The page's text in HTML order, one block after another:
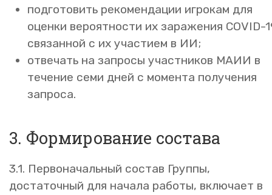
подготовить рекомендации игрокам для
оценки вероятности их заражения COVID-
связанной с их участием в ИИ;
отвечать на запросы участников МАИИ в
течение семи дней с момента получения
запроса.
3. Формирование состава
3.1. Первоначальный состав Группы,
достаточный для начала работы, включает в